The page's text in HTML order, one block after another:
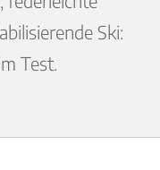
Ski:
Test.